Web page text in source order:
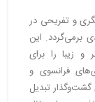
و تفریحی در
قدمت آن به سال ۱۸۰۰ میلادی برمی‌گردد. این
محیطی بکر و زیبا را برای
فرانسوی و
گشت‌وگذار تبدیل